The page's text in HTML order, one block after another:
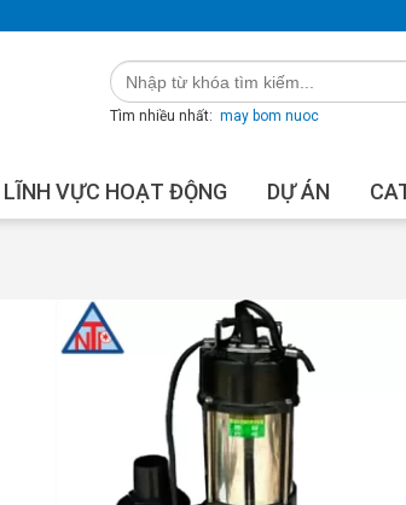
Tìm nhiều nhất: may bom nuoc
LĨNH VỰC HOẠT ĐỘNG DỰ ÁN